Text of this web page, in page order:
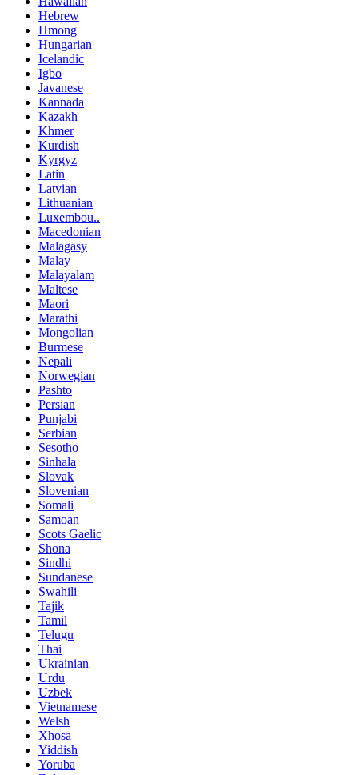
Hebrew
Hmong
Hungarian
Icelandic
Igbo
Javanese
Kannada
Kazakh
Khmer
Kurdish
Kyrgyz
Latin
Latvian
Lithuanian
Luxembou..
Macedonian
Malagasy
Malay
Malayalam
Maltese
Maori
Marathi
Mongolian
Burmese
Nepali
Norwegian
Pashto
Persian
Punjabi
Serbian
Sesotho
Sinhala
Slovak
Slovenian
Somali
Samoan
Scots Gaelic
Shona
Sindhi
Sundanese
Swahili
Tajik
Tamil
Telugu
Thai
Ukrainian
Urdu
Uzbek
Vietnamese
Welsh
Xhosa
Yiddish
Yoruba